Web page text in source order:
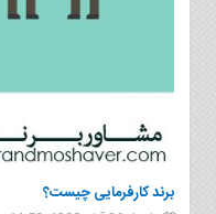
برند کارفرمایی چیست؟